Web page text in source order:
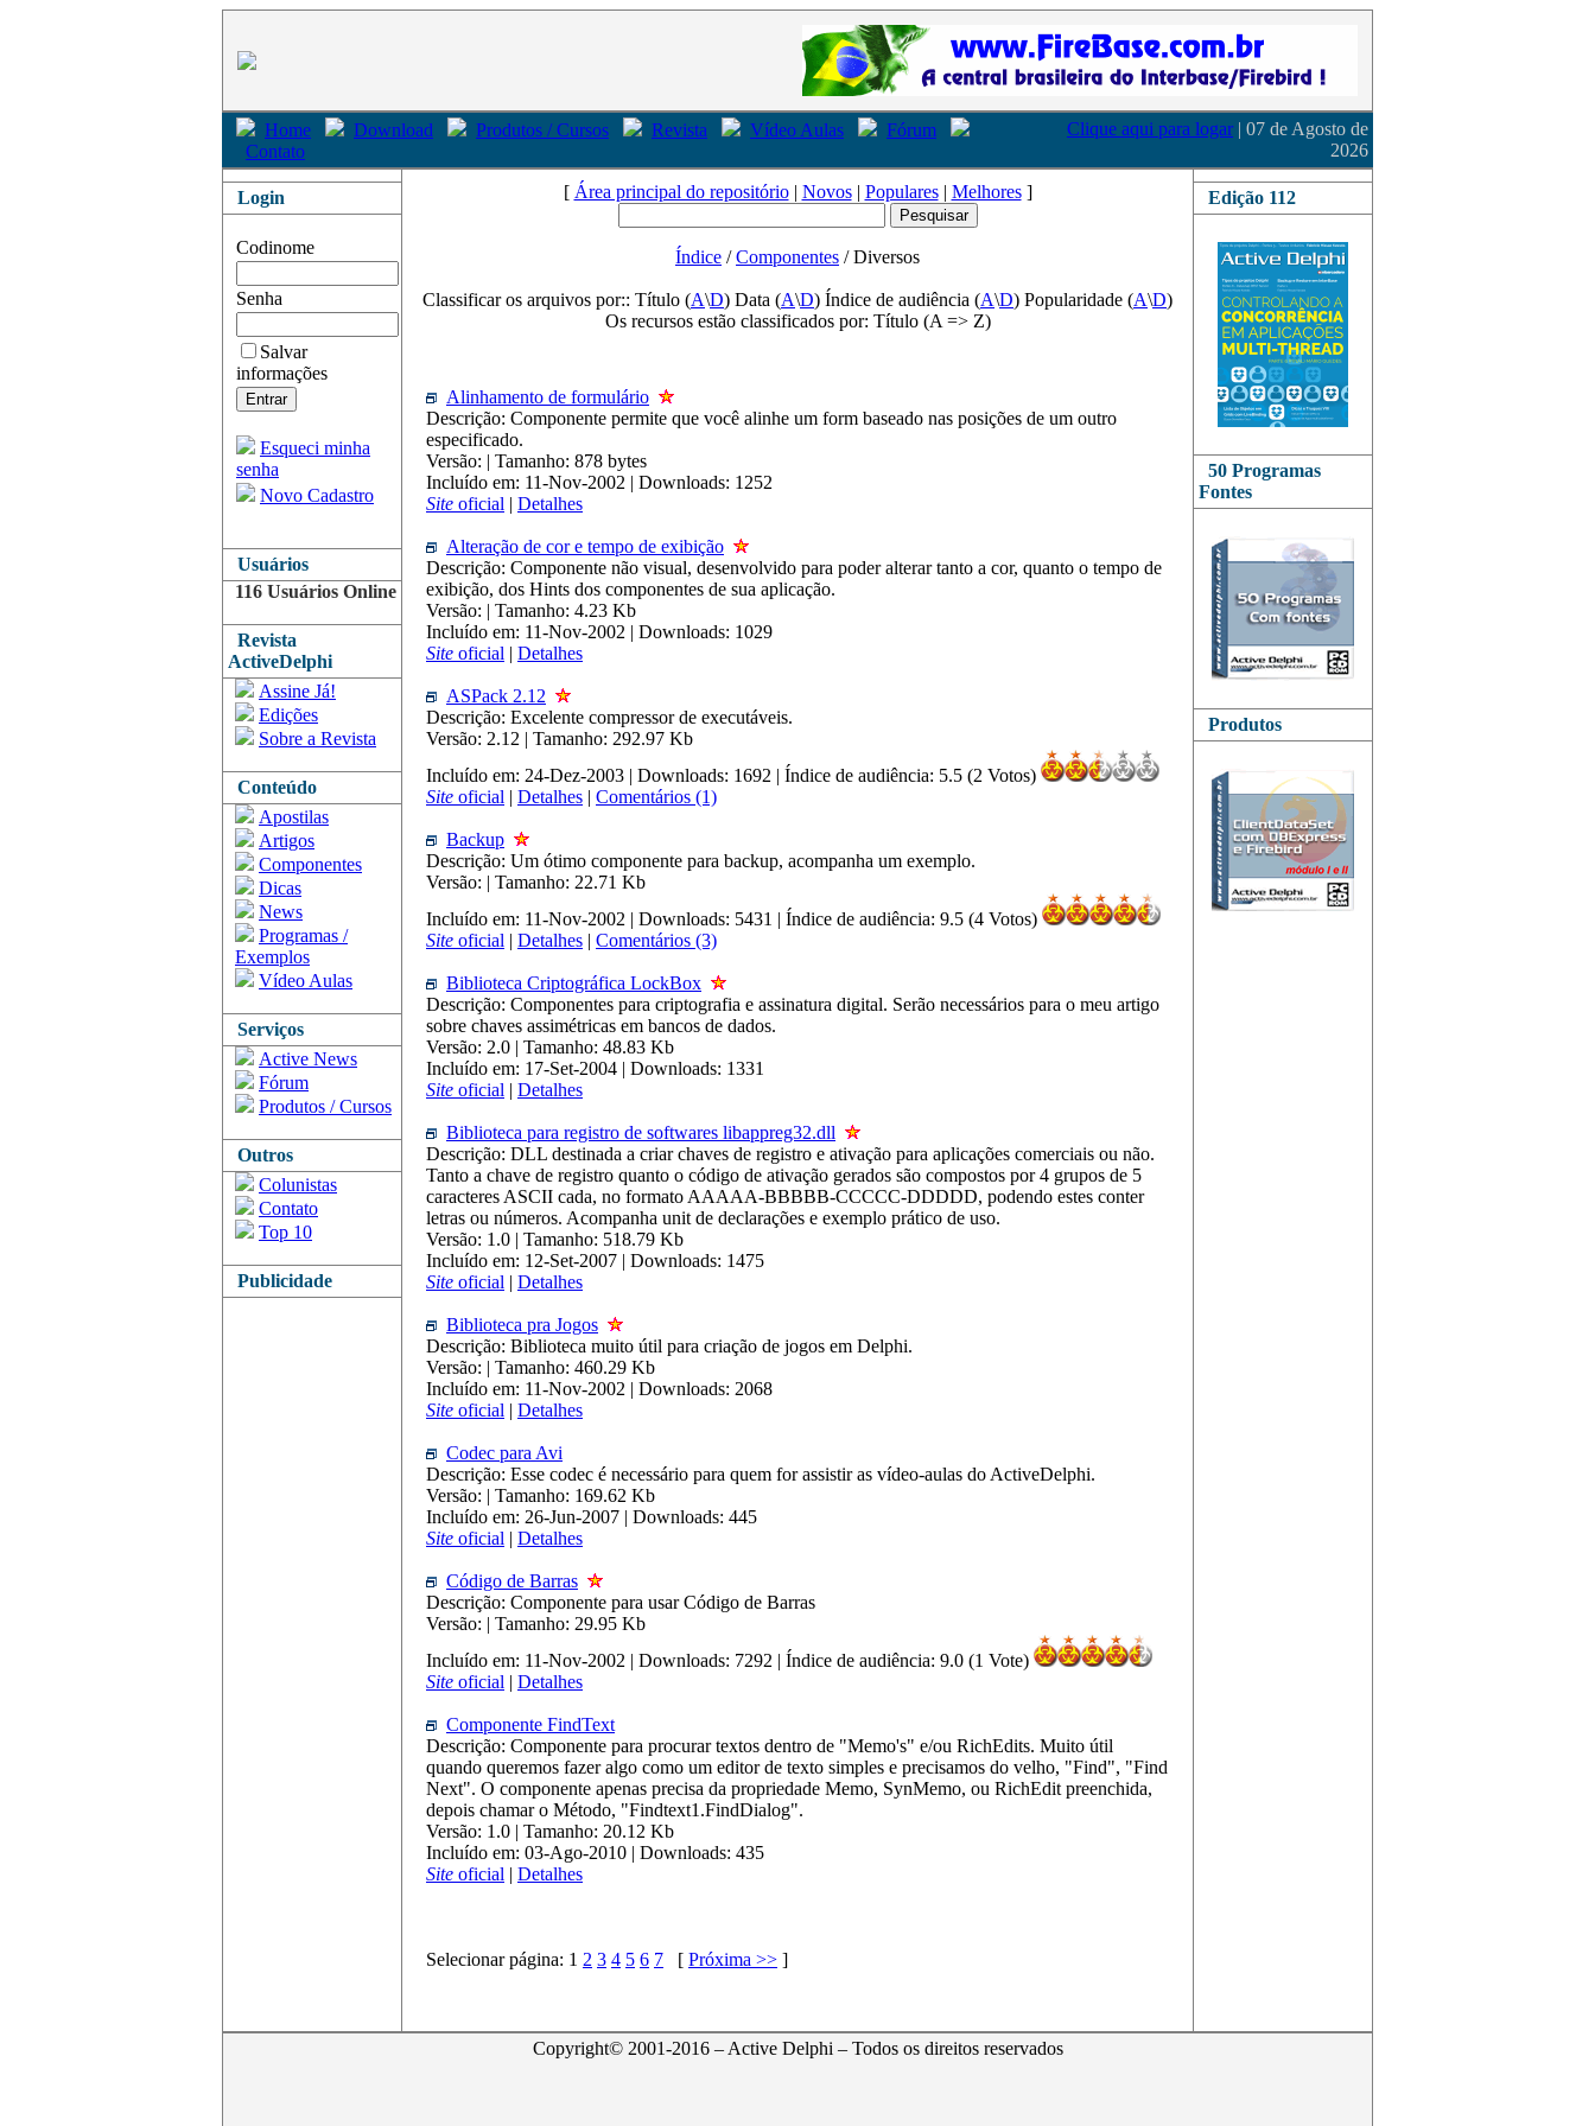
Home Download Produtos / Cursos Revista Vídeo Aulas
Fórum
Contato
Clique aqui para logar | 07 de Agosto de
2026
Login
Codinome
Senha
Salvar
informações
Esqueci minha
senha
Novo Cadastro
Usuários
116 Usuários Online
Revista
ActiveDelphi
Assine Já!
Edições
Sobre a Revista
Conteúdo
Apostilas
Artigos
Componentes
Dicas
News
Programas /
Exemplos
Vídeo Aulas
Serviços
Active News
Fórum
Produtos / Cursos
Outros
Colunistas
Contato
Top 10
Publicidade
[ Área principal do repositório| Novos| Populares| Melhores]
Índice /Componentes / Diversos
Classificar os arquivos por:: Título (A\D) Data (A\D) Índice de audiência (A\D) Popularidade (A\D)
Os recursos estão classificados por: Título (A => Z)
Alinhamento de formulário
Descrição: Componente permite que você alinhe um form baseado nas posições de um outro
especificado.
Versão: | Tamanho: 878 bytes
Incluído em: 11-Nov-2002 | Downloads: 1252
Site oficial | Detalhes
Alteração de cor e tempo de exibição
Descrição: Componente não visual, desenvolvido para poder alterar tanto a cor, quanto o tempo de
exibição, dos Hints dos componentes de sua aplicação.
Versão: | Tamanho: 4.23 Kb
Incluído em: 11-Nov-2002 | Downloads: 1029
Site oficial | Detalhes
ASPack 2.12
Descrição: Excelente compressor de executáveis.
Versão: 2.12 | Tamanho: 292.97 Kb
Incluído em: 24-Dez-2003 | Downloads: 1692 | Índice de audiência: 5.5 (2 Votos)
Site oficial | Detalhes | Comentários (1)
Backup
Descrição: Um ótimo componente para backup, acompanha um exemplo.
Versão: | Tamanho: 22.71 Kb
Incluído em: 11-Nov-2002 | Downloads: 5431 | Índice de audiência: 9.5 (4 Votos)
Site oficial | Detalhes | Comentários (3)
Biblioteca Criptográfica LockBox
Descrição: Componentes para criptografia e assinatura digital. Serão necessários para o meu artigo
sobre chaves assimétricas em bancos de dados.
Versão: 2.0 | Tamanho: 48.83 Kb
Incluído em: 17-Set-2004 | Downloads: 1331
Site oficial | Detalhes
Biblioteca para registro de softwares libappreg32.dll
Descrição: DLL destinada a criar chaves de registro e ativação para aplicações comerciais ou não.
Tanto a chave de registro quanto o código de ativação gerados são compostos por 4 grupos de 5
caracteres ASCII cada, no formato AAAAA-BBBBB-CCCCC-DDDDD, podendo estes conter
letras ou números. Acompanha unit de declarações e exemplo prático de uso.
Versão: 1.0 | Tamanho: 518.79 Kb
Incluído em: 12-Set-2007 | Downloads: 1475
Site oficial | Detalhes
Biblioteca pra Jogos
Descrição: Biblioteca muito útil para criação de jogos em Delphi.
Versão: | Tamanho: 460.29 Kb
Incluído em: 11-Nov-2002 | Downloads: 2068
Site oficial | Detalhes
Codec para Avi
Descrição: Esse codec é necessário para quem for assistir as vídeo-aulas do ActiveDelphi.
Versão: | Tamanho: 169.62 Kb
Incluído em: 26-Jun-2007 | Downloads: 445
Site oficial | Detalhes
Código de Barras
Descrição: Componente para usar Código de Barras
Versão: | Tamanho: 29.95 Kb
Incluído em: 11-Nov-2002 | Downloads: 7292 | Índice de audiência: 9.0 (1 Vote)
Site oficial | Detalhes
Componente FindText
Descrição: Componente para procurar textos dentro de "Memo's" e/ou RichEdits. Muito útil
quando queremos fazer algo como um editor de texto simples e precisamos do velho, "Find", "Find
Next". O componente apenas precisa da propriedade Memo, SynMemo, ou RichEdit preenchida,
depois chamar o Método, "Findtext1.FindDialog".
Versão: 1.0 | Tamanho: 20.12 Kb
Incluído em: 03-Ago-2010 | Downloads: 435
Site oficial | Detalhes
Selecionar página: 1 2 3 4 5 6 7 [ Próxima >> ]
Edição 112
50 Programas
Fontes
Produtos
Copyright© 2001-2016 – Active Delphi – Todos os direitos reservados